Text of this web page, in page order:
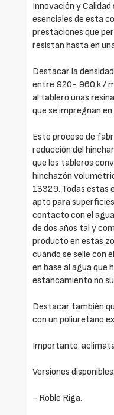
Innovación y
esenciales de esta
prestaciones que
resistan hasta en
Destacar la
entre 920- 960 k /
al tablero unas
que se impregnan
Este proceso de
reducción del
que los tableros
hinchazón
13329. Todas estas
apto para
contacto con el
de dos años tal y
producto en estas
cuando se selle con
en base al agua que
estancamiento no
Destacar también
con un poliuretano
Importante:
Versiones disponibles:
- Roble Riga.